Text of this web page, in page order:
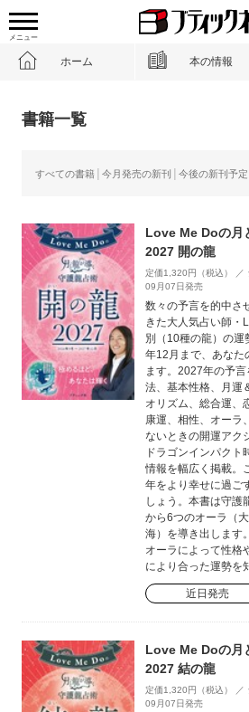
メニュー
ホーム 本の情報
書籍一覧
すべての書籍 今月発売の新刊 今後の新刊予定
Love Me Doの月
2027 開の龍
定価1,320円（税込） ／
09月07日発売
数々の予言を的中さ
きた大人気占い師・
別（10種の龍）の
年12月まで、あなた
ます。2027年の予
法、基本性格、月運
オリズム、総合運、
康運、相性、オーラ
ないときの開運アク
ドラゴンインパクト
情報を幅広く掲載。
年をより幸せに過ご
しょう。本書は守護
から6つのオーラ（
海）を導き出します
オーラによって性格
により合った運勢を
近日発売
Love Me Doの月
2027 結の龍
定価1,320円（税込） ／
09月07日発売